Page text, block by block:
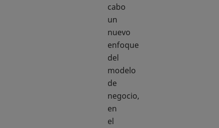
cabo
un
nuevo
enfoque
del
modelo
de
negocio,
en
el